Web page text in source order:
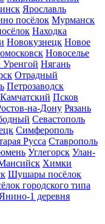
Ярославль
посёлок Мурманск
Находка
Новокузнецк Новое
Новоселье
Нягань
Отрадный
Петрозаводск
Псков
на-Дону Рязань
Севастополь
Симферополь
Русса Ставрополь
Углегорск Улан-
Химки
Шушары посёлок
городского типа
Янино-1 деревня